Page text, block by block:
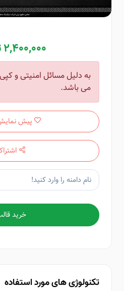
2,400,000 تومان
به دلیل مسائل امنیتی و
می باشد.
پیش
خرید
تکنولوژی های مورد استفاده